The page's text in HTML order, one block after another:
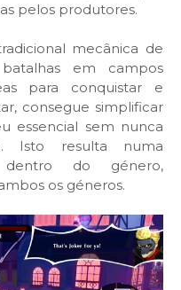
pelos produtores.
mecânica de
em campos
para conquistar e
consegue simplificar
essencial sem nunca
Isto resulta numa
do género,
os géneros.